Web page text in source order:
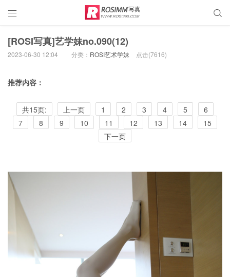
 
[ROSI写真]艺学妹no.090(12)
2023-06-30 12:04 分类： ROSI艺术学妹 点击(7616)
推荐内容：
共15页: 上一页 1 2 3 4 5
6
7
8 9 10 11 12 13 14
15
下一页